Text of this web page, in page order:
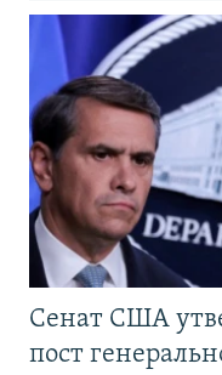
Сенат США
пост